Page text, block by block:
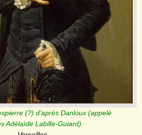
(?) d’après Danloux (appelé
Adélaïde Labille-Guiard).